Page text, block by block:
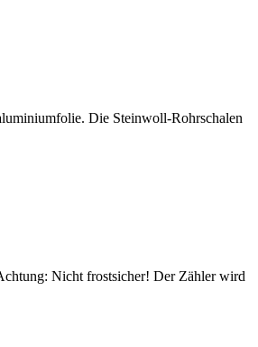
Die Steinwoll-Rohrschalen
Nicht frostsicher! Der Zähler wird